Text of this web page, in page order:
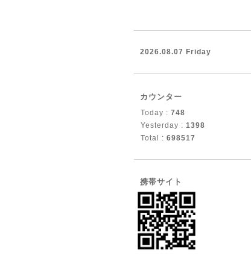
2026.08.07 Friday
カウンター
Today : 748
Yesterday : 1398
Total : 698517
携帯サイト